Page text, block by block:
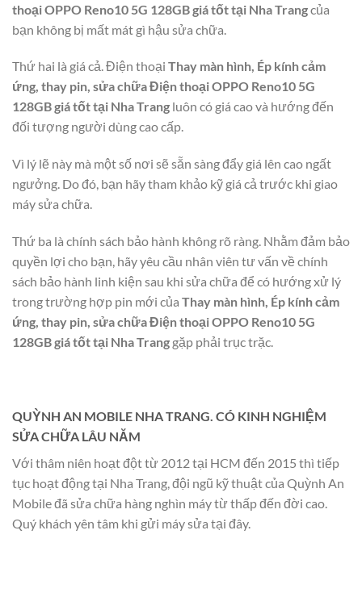
thoại OPPO Reno10 5G 128GB giá tốt tại Nha Trangcủa
bạn không bị mất mát gì hậu sửa chữa.
Thứ hai là giá cả. Điện thoại Thay màn hình, Ép kính cảm
ứng, thay pin, sửa chữa Điện thoại OPPO Reno10 5G
128GB giá tốt tại Nha Trang luôn có giá cao và hướng đến
đối tượng người dùng cao cấp.
Vì lý lẽ này mà một số nơi sẽ sẵn sàng đẩy giá lên cao ngất
ngưởng. Do đó, bạn hãy tham khảo kỹ giá cả trước khi giao
máy sửa chữa.
Thứ ba là chính sách bảo hành không rõ ràng. Nhằm đảm bảo
quyền lợi cho bạn, hãy yêu cầu nhân viên tư vấn về chính
sách bảo hành linh kiện sau khi sửa chữa để có hướng xử lý
trong trường hợp pin mới của Thay màn hình, Ép kính cảm
ứng, thay pin, sửa chữa Điện thoại OPPO Reno10 5G
128GB giá tốt tại Nha Trang gặp phải trục trặc.
QUỲNH AN MOBILE NHA TRANG. CÓ KINH NGHIỆM
SỬA CHỮA LÂU NĂM
Với thâm niên hoạt đột từ 2012 tại HCM đến 2015 thì tiếp
tục hoạt động tại Nha Trang, đội ngũ kỹ thuật của Quỳnh An
Mobile đã sửa chữa hàng nghìn máy từ thấp đến đời cao.
Quý khách yên tâm khi gửi máy sửa tại đây.